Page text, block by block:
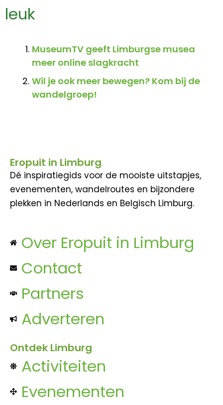
leuk
MuseumTV geeft Limburgse musea
meer online slagkracht
Wil je ook meer bewegen? Kom bij de
wandelgroep!
Eropuit in Limburg
Dé inspiratiegids voor de mooiste uitstapjes,
evenementen, wandelroutes en bijzondere
plekken in Nederlands en Belgisch Limburg.
Over Eropuit in Limburg
Contact
Partners
Adverteren
Ontdek Limburg
Activiteiten
Evenementen